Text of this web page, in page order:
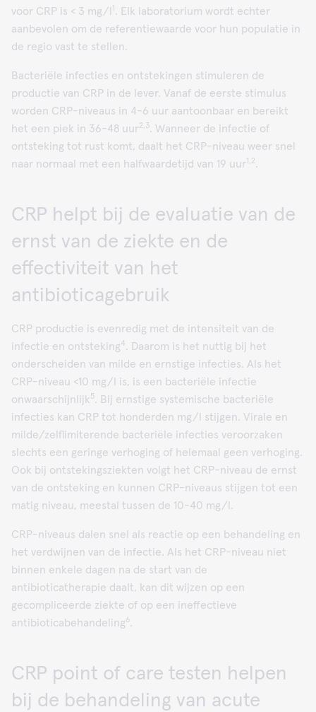
voor CRP is < 3 mg/l 1 . Elk laboratorium wordt echter
aanbevolen om de referentiewaarde voor hun populatie in
de regio vast te stellen.
Bacteriële infecties en ontstekingen stimuleren de
productie van CRP in de lever. Vanaf de eerste stimulus
worden CRP-niveaus in 4-6 uur aantoonbaar en bereikt
het een piek in 36-48 uur2,3. Wanneer de infectie of
ontsteking tot rust komt, daalt het CRP-niveau weer snel
naar normaal met een halfwaardetijd van 19 uur1,2.
CRP helpt bij de evaluatie van de
ernst van de ziekte en de
effectiviteit van het
antibioticagebruik
CRP productie is evenredig met de intensiteit van de
infectie en ontsteking4. Daarom is het nuttig bij het
onderscheiden van milde en ernstige infecties. Als het
CRP-niveau <10 mg/l is, is een bacteriële infectie
onwaarschijnlijk5. Bij ernstige systemische bacteriële
infecties kan CRP tot honderden mg/l stijgen. Virale en
milde/zelflimiterende bacteriële infecties veroorzaken
slechts een geringe verhoging of helemaal geen verhoging.
Ook bij ontstekingsziekten volgt het CRP-niveau de ernst
van de ontsteking en kunnen CRP-niveaus stijgen tot een
matig niveau, meestal tussen de 10-40 mg/l.
CRP-niveaus dalen snel als reactie op een behandeling en
het verdwijnen van de infectie. Als het CRP-niveau niet
binnen enkele dagen na de start van de
antibioticatherapie daalt, kan dit wijzen op een
gecompliceerde ziekte of op een ineffectieve
antibioticabehandeling6.
CRP point of care testen helpen
bij de behandeling van acute